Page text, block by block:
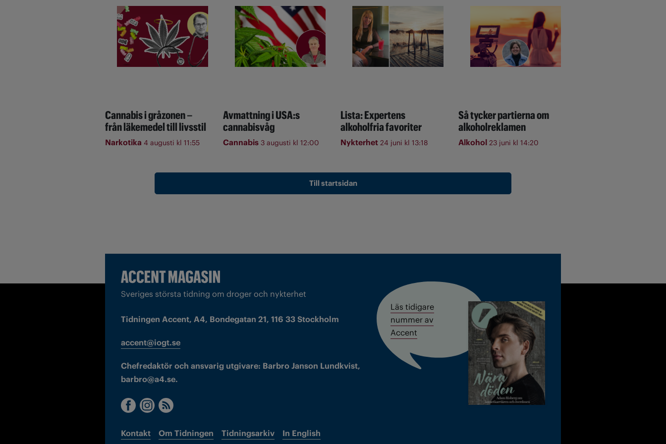
Cannabis i gråzonen –
från läkemedel till livsstil
Narkotika 4 augusti kl 11:55
Avmattning i USA:s
cannabisvåg
Cannabis 3 augusti kl 12:00
Lista: Expertens
alkoholfria favoriter
Nykterhet 24 juni kl 13:18
Så tycker partierna om
alkoholreklamen
Alkohol 23 juni kl 14:20
Till startsidan
Sveriges största tidning om droger och nykterhet
Tidningen Accent, A4, Bondegatan 21, 116 33 Stockholm
accent@iogt.se
Chefredaktör och ansvarig utgivare: Barbro Janson Lundkvist,
barbro@a4.se.
Kontakt Om Tidningen Tidningsarkiv In English
Läs tidigare
nummer av
Accent